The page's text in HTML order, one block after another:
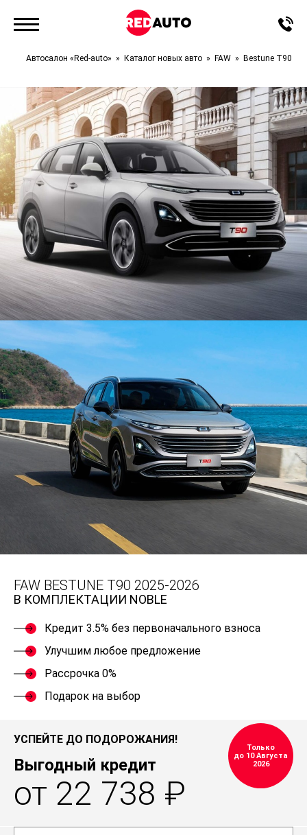
Автосалон «Red-auto» Каталог новых авто FAW Bestune T90
FAW BESTUNE T90 2025-2026
В КОМПЛЕКТАЦИИ NOBLE
Кредит 3.5% без первоначального взноса
Улучшим любое предложение
Рассрочка 0%
Подарок на выбор
УСПЕЙТЕ ДО ПОДОРОЖАНИЯ!
Выгодный кредит
от 22 738 ₽
Только
до 10 Августа
2026